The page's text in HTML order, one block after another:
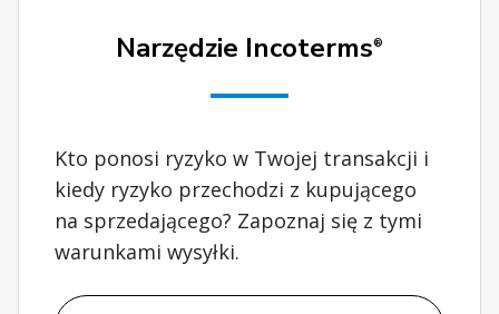
Narzędzie Incoterms®
Kto ponosi ryzyko w Twojej transakcji i
kiedy ryzyko przechodzi z kupującego
na sprzedającego? Zapoznaj się z tymi
warunkami wysyłki.